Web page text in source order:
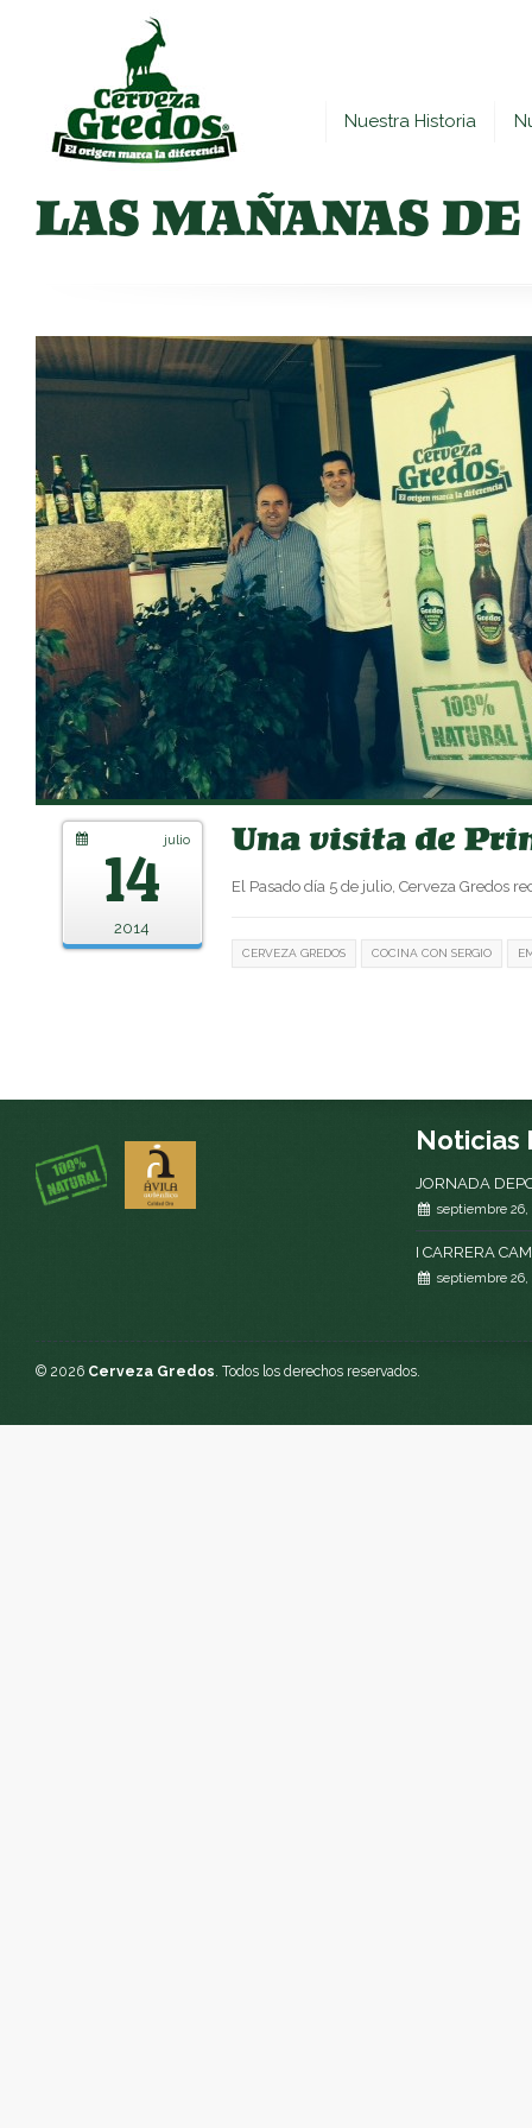
Nuestra Historia
LAS MAÑANAS DE
14 julio
2014
Una visita de
El Pasado día 5 de julio, Cerveza Gredos
CERVEZA GREDOS COCINA CON SERGIO
Noticias
JORNADA
septiembre 26,
I CARRERA
septiembre 26,
© 2026 Cerveza Gredos. Todos los derechos reservados.